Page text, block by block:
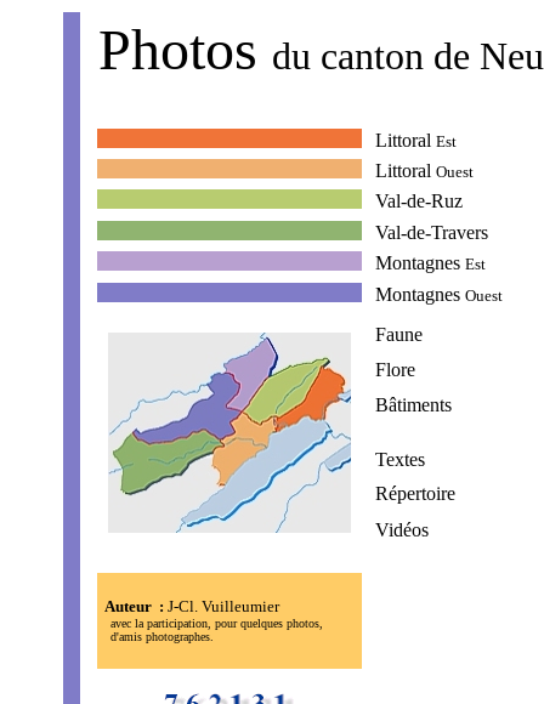
Photos du canton de
Littoral Est
Littoral Ouest
Val-de-Ruz
Val-de-Travers
Montagnes Est
Montagnes Ouest
Faune
Flore
Bâtiments
Textes
Répertoire
Vidéos
Auteur : J-Cl. Vuilleumier
avec la participation, pour quelques photos,
d'amis photographes.